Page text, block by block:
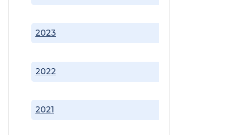
2021
2022
2023